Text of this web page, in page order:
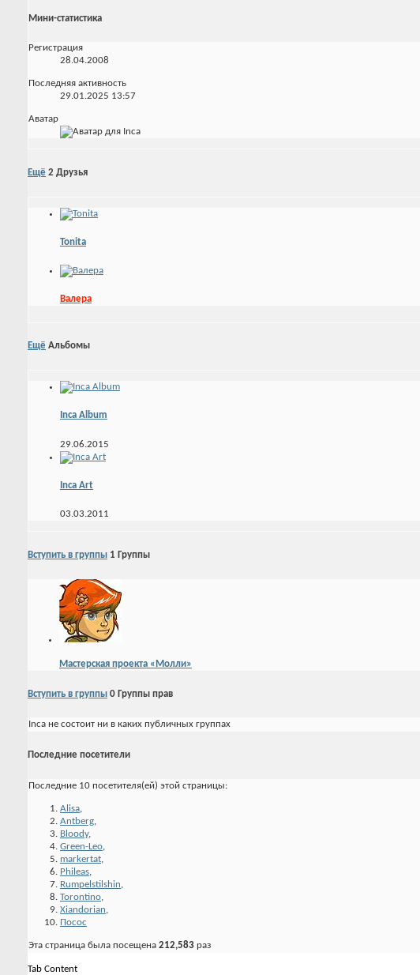
Мини-статистика
Регистрация
28.04.2008
Последняя активность
29.01.2025 13:57
Аватар
Ещё 2 Друзья
Tonita
Валера
Ещё Альбомы
Inca Album
29.06.2015
Inca Art
03.03.2011
Вступить в группы 1 Группы
Мастерская проекта «Молли»
Вступить в группы 0 Группы прав
Inca не состоит ни в каких публичных группах
Последние посетители
Последние 10 посетителя(ей) этой страницы:
Alisa,
Antberg,
Bloody,
Green-Leo,
markertat,
Phileas,
Rumpelstilshin,
Torontino,
Xiandorian,
Посос
Эта страница была посещена 212,583 раз
Tab Content